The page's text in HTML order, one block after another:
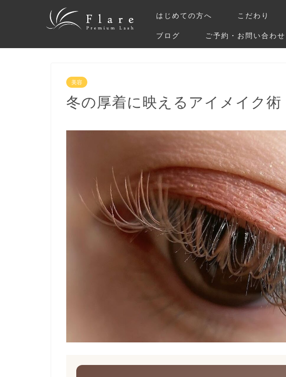
はじめての方へ こだわり
ブログ ご予約・お問い合わせ
美容
冬の厚着に映えるアイメイク術